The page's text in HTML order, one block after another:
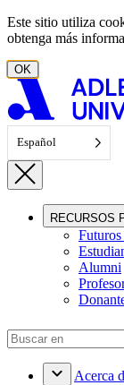
Ir al contenido
Este sitio utiliza
obtenga más
OK
Español
RECURSOS
Futuros
Alumni
Acerca